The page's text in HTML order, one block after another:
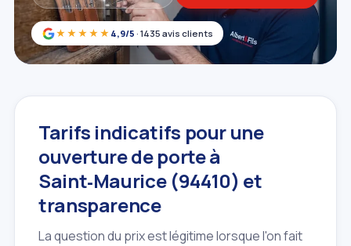
★★★★★ 4,9/5 · 1435 avis clients
Tarifs indicatifs pour une
ouverture de porte à
Saint‑Maurice (94410) et
transparence
La question du prix est légitime lorsque l'on fait